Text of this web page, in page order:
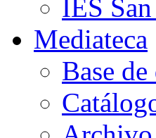
IES
Mediateca
Base de